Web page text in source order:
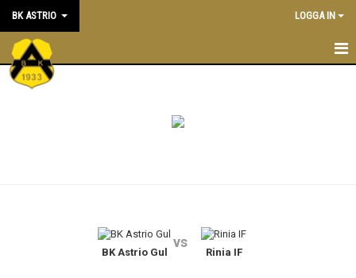
BK ASTRIO LOGGA IN
HEM
BK Astrio Gul
vs
Rinia IF